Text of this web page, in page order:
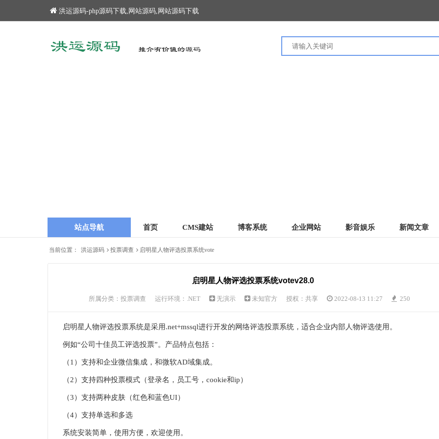
洪运源码-php源码下载,网站源码,网站源码下载
站点导航 首页 CMS建站 博客系统 企业网站 影音娱乐 新闻文章
当前位置： 洪运源码 投票调查 启明星人物评选投票系统vote
启明星人物评选投票系统votev28.0
所属分类：投票调查 运行环境：.NET 无演示 未知官方 授权：共享 2022-08-13 11:27 250
启明星人物评选投票系统是采用.net+mssql进行开发的网络评选投票系统，适合企业内部人物评选使用。
例如“公司十佳员工评选投票”。产品特点包括：
（1）支持和企业微信集成，和微软AD域集成。
（2）支持四种投票模式（登录名，员工号，cookie和ip）
（3）支持两种皮肤（红色和蓝色UI）
（4）支持单选和多选
系统安装简单，使用方便，欢迎使用。